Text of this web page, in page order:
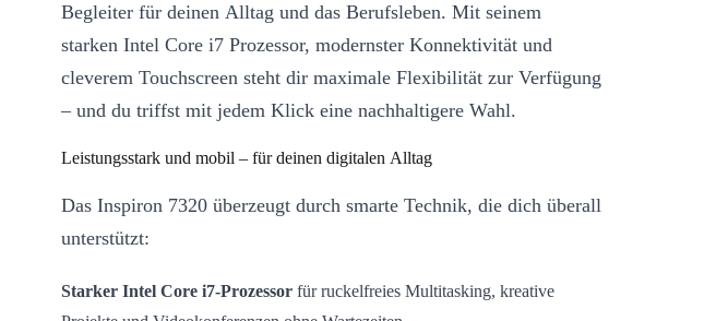
Begleiter für deinen Alltag und das Berufsleben. Mit seinem
starken Intel Core i7 Prozessor, modernster Konnektivität und
cleverem Touchscreen steht dir maximale Flexibilität zur Verfügung
– und du triffst mit jedem Klick eine nachhaltigere Wahl.
Leistungsstark und mobil – für deinen digitalen Alltag
Das Inspiron 7320 überzeugt durch smarte Technik, die dich überall
unterstützt:
Starker Intel Core i7-Prozessor für ruckelfreies Multitasking, kreative